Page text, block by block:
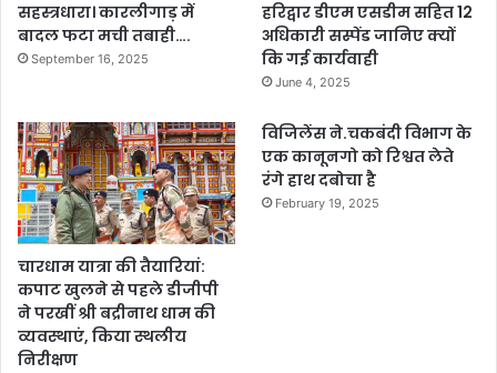
सहस्त्रधारा। कारलीगाड़ में
बादल फटा मची तबाही….
September 16, 2025
हरिद्वार डीएम एसडीम सहित 12
अधिकारी सस्पेंड जानिए क्यों
कि गई कार्यवाही
June 4, 2025
चारधाम यात्रा की तैयारियां:
कपाट खुलने से पहले डीजीपी
ने परखीं श्री बद्रीनाथ धाम की
व्यवस्थाएं, किया स्थलीय
निरीक्षण
विजिलेंस ने.चकबंदी विभाग के
एक कानूनगो को रिश्वत लेते
रंगे हाथ दबोचा है
February 19, 2025